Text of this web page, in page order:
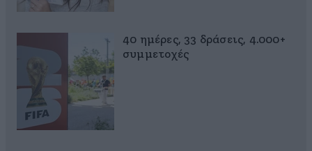
40 ημέρες, 33 δράσεις, 4.000+
συμμετοχές